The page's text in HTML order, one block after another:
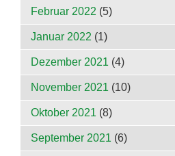
Februar 2022 (5)
Januar 2022 (1)
Dezember 2021 (4)
November 2021 (10)
Oktober 2021 (8)
September 2021 (6)